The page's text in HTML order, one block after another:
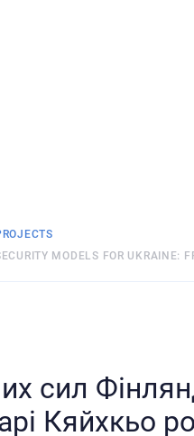
MODELS FOR UKRAINE:
сил
Кяйхкьо